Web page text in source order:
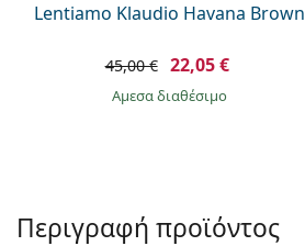
Lentiamo Klaudio Havana Brown
45,00 € 22,05 €
άμεσα διαθέσιμο
Περιγραφή προϊόντος